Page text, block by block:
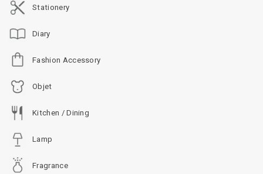
Stationery
Diary
Fashion Accessory
Objet
Kitchen / Dining
Lamp
Fragrance